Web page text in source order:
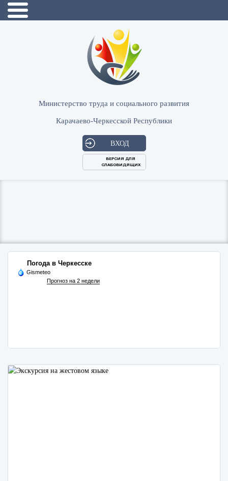
Министерство труда и социального развития
Карачаево-Черкесской Республики
ВХОД
ВЕРСИЯ ДЛЯ
СЛАБОВИДЯЩИХ
Погода в Черкесске
Gismeteo
Прогноз на 2 недели